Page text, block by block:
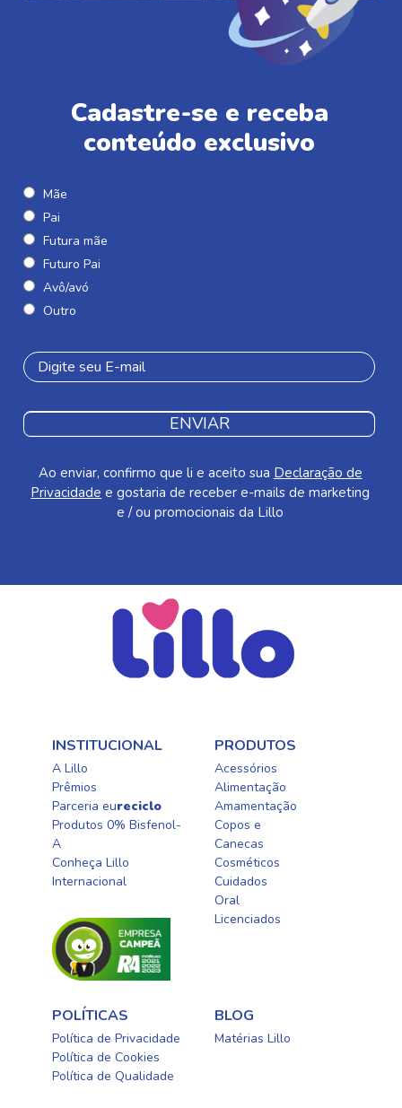
Cadastre-se e receba
conteúdo exclusivo
Mãe
Pai
Futura mãe
Futuro Pai
Avô/avó
Outro
ENVIAR
Ao enviar, confirmo que li e aceito sua Declaração de
Privacidade e gostaria de receber e-mails de marketing
e / ou promocionais da Lillo
INSTITUCIONAL
A Lillo
Prêmios
Parceria eureciclo
Produtos 0% Bisfenol-
A
Conheça Lillo
Internacional
PRODUTOS
Acessórios
Alimentação
Amamentação
Copos e
Canecas
Cosméticos
Cuidados
Oral​
Licenciados​
POLÍTICAS
Política de Privacidade
Política de Cookies
Política de Qualidade
BLOG
Matérias Lillo